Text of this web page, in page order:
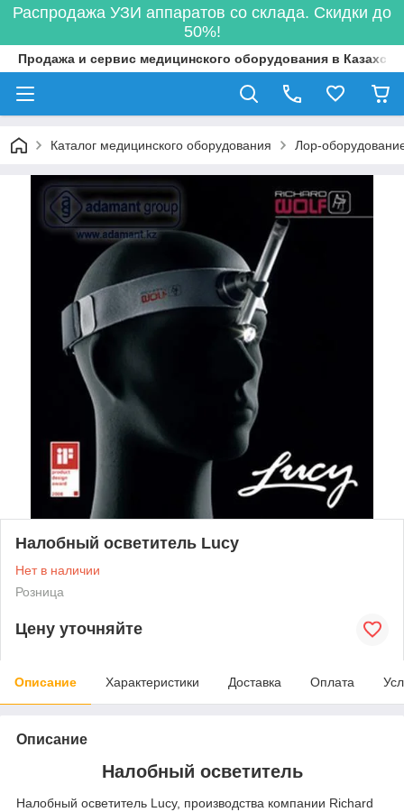
Распродажа УЗИ аппаратов со склада. Скидки до
50%!
Продажа и сервис медицинского оборудования в
Каталог медицинского оборудования Лор-
Налобный осветитель Lucy
Нет в наличии
Розница
Цену уточняйте
Описание Характеристики Доставка Оплата
Описание
Налобный осветитель
Налобный осветитель Lucy, производства компании Richard